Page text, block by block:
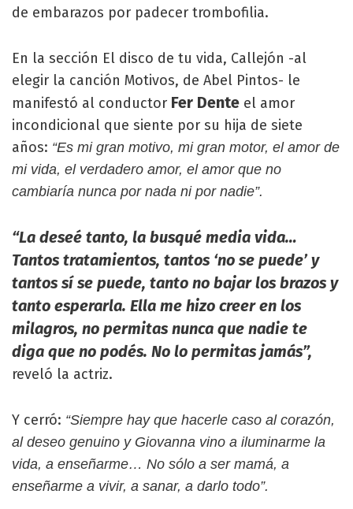
de embarazos por padecer trombofilia.
En la sección El disco de tu vida, Callejón -al
elegir la canción Motivos, de Abel Pintos- le
manifestó al conductor Fer Dente el amor
incondicional que siente por su hija de siete
años: “Es mi gran motivo, mi gran motor, el amor de
mi vida, el verdadero amor, el amor que no
cambiaría nunca por nada ni por nadie”.
“La deseé tanto, la busqué media vida…
Tantos tratamientos, tantos ‘no se puede’ y
tantos sí se puede, tanto no bajar los brazos y
tanto esperarla. Ella me hizo creer en los
milagros, no permitas nunca que nadie te
diga que no podés. No lo permitas jamás”,
reveló la actriz.
Y cerró: “Siempre hay que hacerle caso al corazón,
al deseo genuino y Giovanna vino a iluminarme la
vida, a enseñarme… No sólo a ser mamá, a
enseñarme a vivir, a sanar, a darlo todo”.